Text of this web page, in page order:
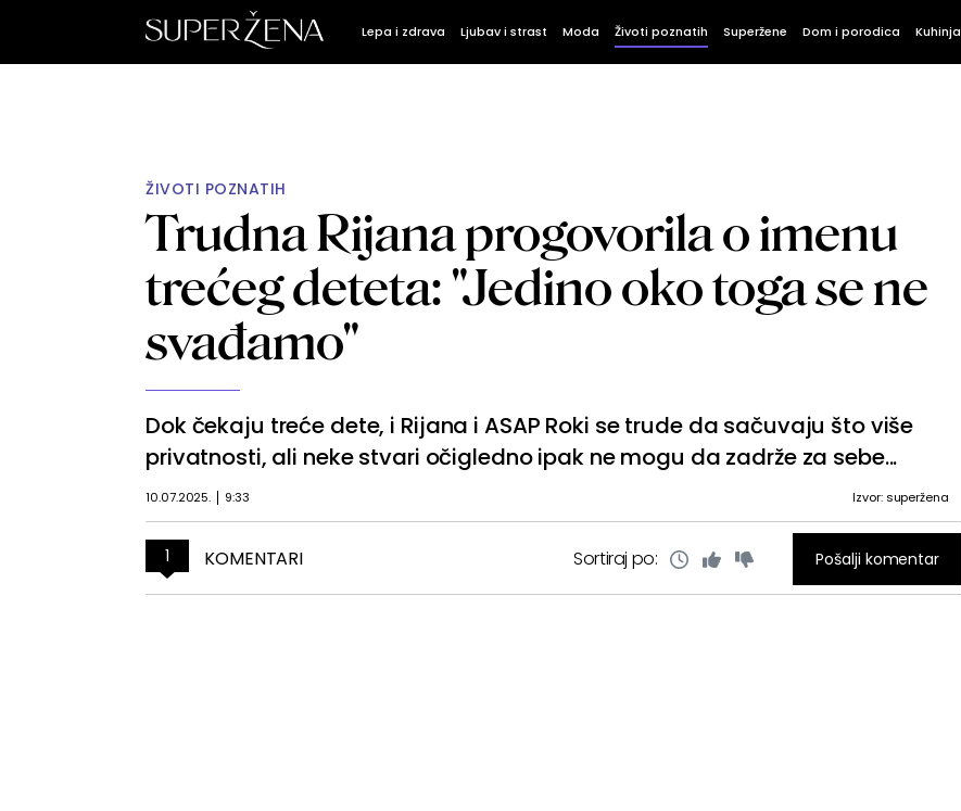
Lepa i zdrava Ljubav i strast Moda Životi poznatih Superžene Dom i porodica Kuhinja
ŽIVOTI POZNATIH
Trudna Rijana progovorila o imenu
trećeg deteta: "Jedino oko toga se ne
svađamo"
Dok čekaju treće dete, i Rijana i ASAP Roki se trude da sačuvaju što više
privatnosti, ali neke stvari očigledno ipak ne mogu da zadrže za sebe...
10.07.2025. 9:33 Izvor: superžena
1 KOMENTARI Sortiraj po: Pošalji komentar